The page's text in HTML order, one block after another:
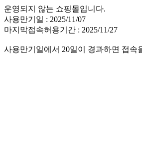
운영되지 않는 쇼핑몰입니다.
사용만기일 : 2025/11/07
마지막접속허용기간 : 2025/11/27
사용만기일에서 20일이 경과하면 접속